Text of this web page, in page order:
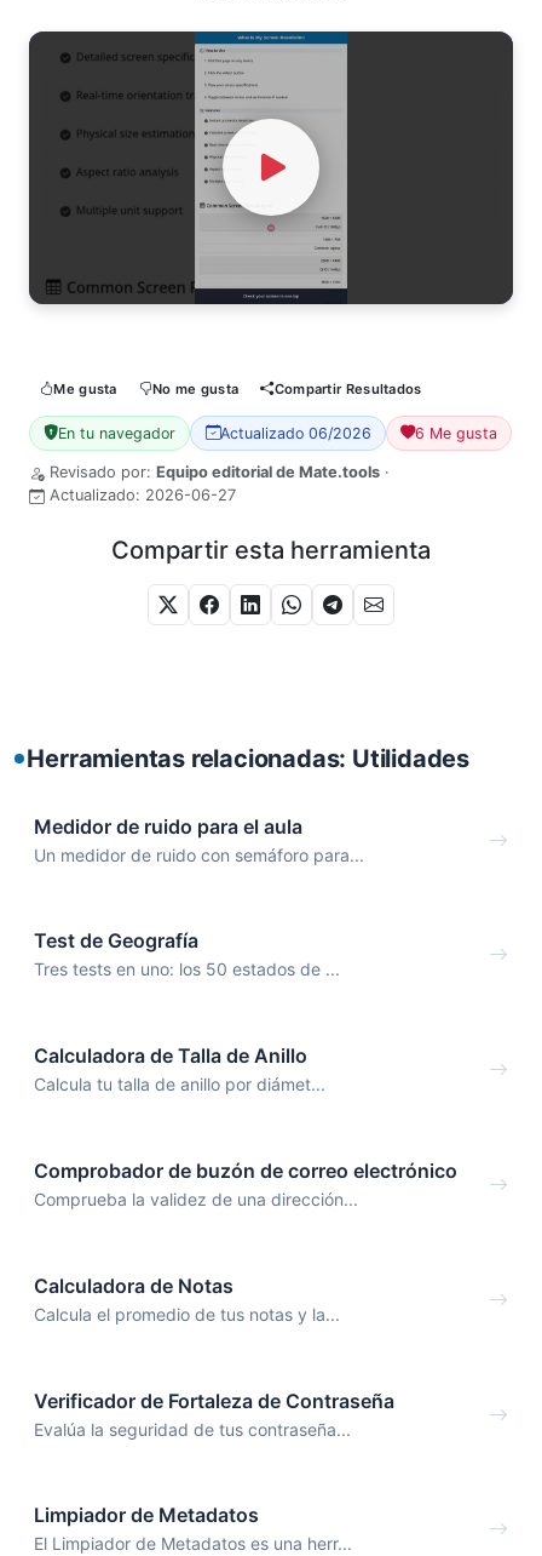
Watch Video
Me gusta No me gusta Compartir Resultados
En tu navegador Actualizado 06/2026 6 Me gusta
Revisado por: Equipo editorial de Mate.tools ·
Actualizado: 2026-06-27
Compartir esta herramienta
Herramientas relacionadas: Utilidades
Medidor de ruido para el aula
Un medidor de ruido con semáforo para...
Test de Geografía
Tres tests en uno: los 50 estados de ...
Calculadora de Talla de Anillo
Calcula tu talla de anillo por diámet...
Comprobador de buzón de correo electrónico
Comprueba la validez de una dirección...
Calculadora de Notas
Calcula el promedio de tus notas y la...
Verificador de Fortaleza de Contraseña
Evalúa la seguridad de tus contraseña...
Limpiador de Metadatos
El Limpiador de Metadatos es una herr...